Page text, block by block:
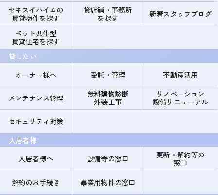
セキスイハイムの
賃貸物件を探す
貸店舗・事務所
を探す
新着スタッフブログ
ペット共生型
賃貸住宅を探す
貸したい
オーナー様へ
受託・管理 不動産活用
メンテナンス管理
無料建物診断
外装工事
リノベーション
設備リニューアル
セキュリティ対策
入居者様
入居者様へ
設備等の窓口
更新・解約等の
窓口
解約のお手続き
事業用物件の窓口